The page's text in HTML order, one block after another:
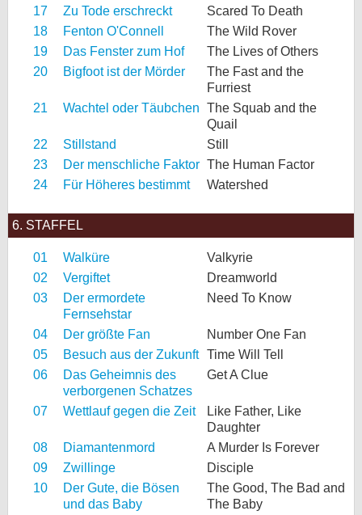
17 Zu Tode erschreckt
Scared To Death
18
Fenton O'Connell
The Wild Rover
19
Das Fenster zum Hof
The Lives of Others
20
Bigfoot ist der Mörder
The Fast and the
Furriest
21
Wachtel oder Täubchen The Squab and the
Quail
22
Stillstand
Still
23
Der menschliche Faktor The Human Factor
24
Für Höheres bestimmt Watershed
6. STAFFEL
01 Walküre
Valkyrie
02
Vergiftet
Dreamworld
03
Der ermordete
Fernsehstar
Need To Know
04 Der größte Fan
Number One Fan
05
Besuch aus der Zukunft Time Will Tell
06
Das Geheimnis des
verborgenen Schatzes
Get A Clue
07 Wettlauf gegen die Zeit
Like Father, Like
Daughter
08
Diamantenmord
A Murder Is Forever
09
Zwillinge
Disciple
10
Der Gute, die Bösen
und das Baby
The Good, The Bad and
The Baby